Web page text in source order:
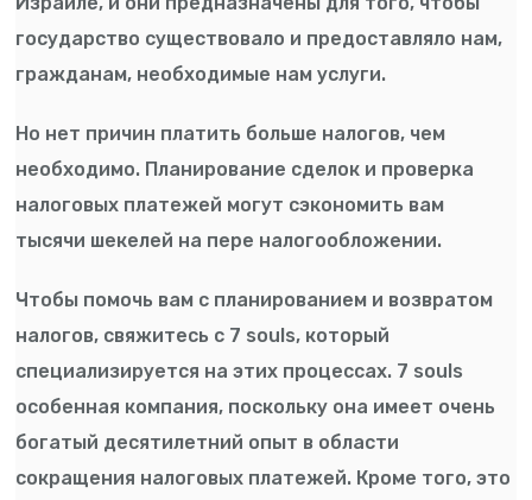
государство существовало и предоставляло нам,
гражданам, необходимые нам услуги.
Но нет причин платить больше налогов, чем
необходимо. Планирование сделок и проверка
налоговых платежей могут сэкономить вам
тысячи шекелей на пере налогообложении.
Чтобы помочь вам с планированием и возвратом
налогов, свяжитесь с 7 souls, который
специализируется на этих процессах. 7 souls
особенная компания, поскольку она имеет очень
богатый десятилетний опыт в области
сокращения налоговых платежей. Кроме того, это